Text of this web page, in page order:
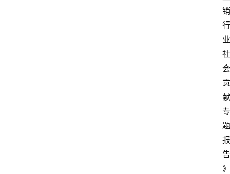
销
行
业
社
会
贡
献
专
题
报
告
》